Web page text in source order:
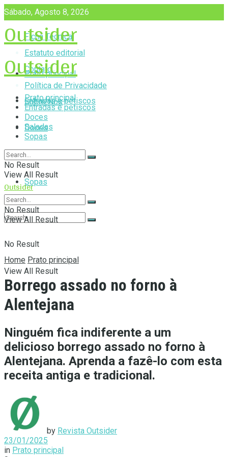
Sábado, Agosto 8, 2026
Ficha Técnica
Estatuto editorial
Contato
Política de Privacidade
Sobre Nós
Outsider
Prato principal
Entradas e petiscos
Doces
Saladas
Sopas
No Result
View All Result
Outsider
Prato principal
Entradas e petiscos
Doces
Saladas
Sopas
No Result
View All Result
Outsider
No Result
View All Result
Home Prato principal
Borrego assado no forno à
Alentejana
Ninguém fica indiferente a um
delicioso borrego assado no forno à
Alentejana. Aprenda a fazê-lo com esta
receita antiga e tradicional.
by Revista Outsider
23/01/2025
in Prato principal